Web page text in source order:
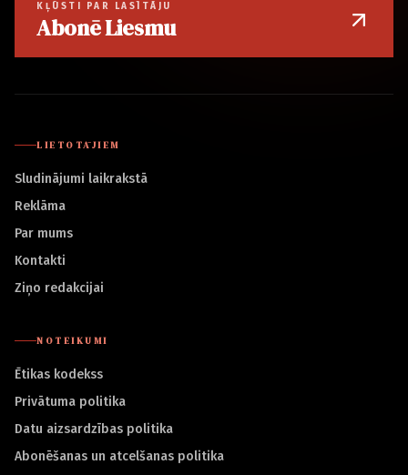
KĻŪSTI PAR LASĪTĀJU
Abonē Liesmu
LIETOTĀJIEM
Sludinājumi laikrakstā
Reklāma
Par mums
Kontakti
Ziņo redakcijai
NOTEIKUMI
Ētikas kodekss
Privātuma politika
Datu aizsardzības politika
Abonēšanas un atcelšanas politika